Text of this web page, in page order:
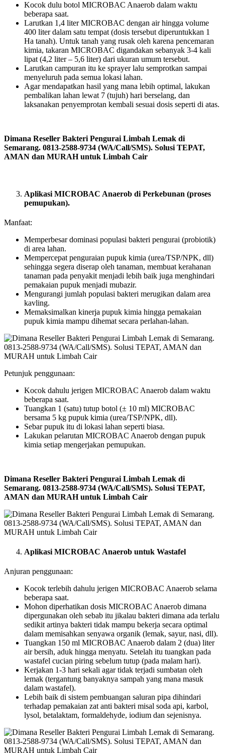
Kocok dulu botol MICROBAC Anaerob dalam waktu
beberapa saat.
Larutkan 1,4 liter MICROBAC dengan air hingga volume
400 liter dalam satu tempat (dosis tersebut diperuntukkan 1
Ha tanah). Untuk tanah yang rusak oleh karena pencemaran
kimia, takaran MICROBAC digandakan sebanyak 3-4 kali
lipat (4,2 liter – 5,6 liter) dari ukuran umum tersebut.
Larutkan campuran itu ke sprayer lalu semprotkan sampai
menyeluruh pada semua lokasi lahan.
Agar mendapatkan hasil yang mana lebih optimal, lakukan
pembalikan lahan lewat 7 (tujuh) hari berselang, dan
laksanakan penyemprotan kembali sesuai dosis seperti di atas.
Dimana Reseller Bakteri Pengurai Limbah Lemak di
Semarang. 0813-2588-9734 (WA/Call/SMS). Solusi TEPAT,
AMAN dan MURAH untuk Limbah Cair
Aplikasi MICROBAC Anaerob di Perkebunan (proses
pemupukan).
Manfaat:
Memperbesar dominasi populasi bakteri pengurai (probiotik)
di area lahan.
Mempercepat penguraian pupuk kimia (urea/TSP/NPK, dll)
sehingga segera diserap oleh tanaman, membuat kerahanan
tanaman pada penyakit menjadi lebih baik juga menghindari
pemakaian pupuk menjadi mubazir.
Mengurangi jumlah populasi bakteri merugikan dalam area
kavling.
Memaksimalkan kinerja pupuk kimia hingga pemakaian
pupuk kimia mampu dihemat secara perlahan-lahan.
Petunjuk penggunaan:
Kocok dahulu jerigen MICROBAC Anaerob dalam waktu
beberapa saat.
Tuangkan 1 (satu) tutup botol (± 10 ml) MICROBAC
bersama 5 kg pupuk kimia (urea/TSP/NPK, dll).
Sebar pupuk itu di lokasi lahan seperti biasa.
Lakukan pelarutan MICROBAC Anaerob dengan pupuk
kimia setiap mengerjakan pemupukan.
Dimana Reseller Bakteri Pengurai Limbah Lemak di
Semarang. 0813-2588-9734 (WA/Call/SMS). Solusi TEPAT,
AMAN dan MURAH untuk Limbah Cair
Aplikasi MICROBAC Anaerob untuk Wastafel
Anjuran penggunaan:
Kocok terlebih dahulu jerigen MICROBAC Anaerob selama
beberapa saat.
Mohon diperhatikan dosis MICROBAC Anaerob dimana
dipergunakan oleh sebab itu jikalau bakteri dimana ada terlalu
sedikit artinya bakteri tidak mampu bekerja secara optimal
dalam memisahkan senyawa organik (lemak, sayur, nasi, dll).
Tuangkan 150 ml MICROBAC Anaerob dalam 2 (dua) liter
air bersih, aduk hingga menyatu. Setelah itu tuangkan pada
wastafel cucian piring sebelum tutup (pada malam hari).
Kerjakan 1-3 hari sekali agar tidak terjadi sumbatan oleh
lemak (tergantung banyaknya sampah yang mana masuk
dalam wastafel).
Lebih baik di sistem pembuangan saluran pipa dihindari
terhadap pemakaian zat anti bakteri misal soda api, karbol,
lysol, betalaktam, formaldehyde, iodium dan sejenisnya.